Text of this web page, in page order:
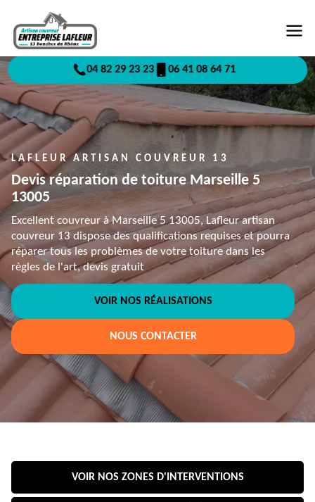
04 82 29 23 23 06 41 08 64 71
LAFLEUR ARTISAN COUVREUR 13
Devis réparation de toiture Marseille 5
13005
Excellent couvreur à Marseille 5 13005, Lafleur artisan
couvreur 13 dispose des qualifications requises et pourra
réparer tous les problèmes de votre toiture dans les
règles de l'art, devis gratuit
VOIR NOS RÉALISATIONS
NOUS CONTACTER
VOIR NOS ZONES D'INTERVENTIONS